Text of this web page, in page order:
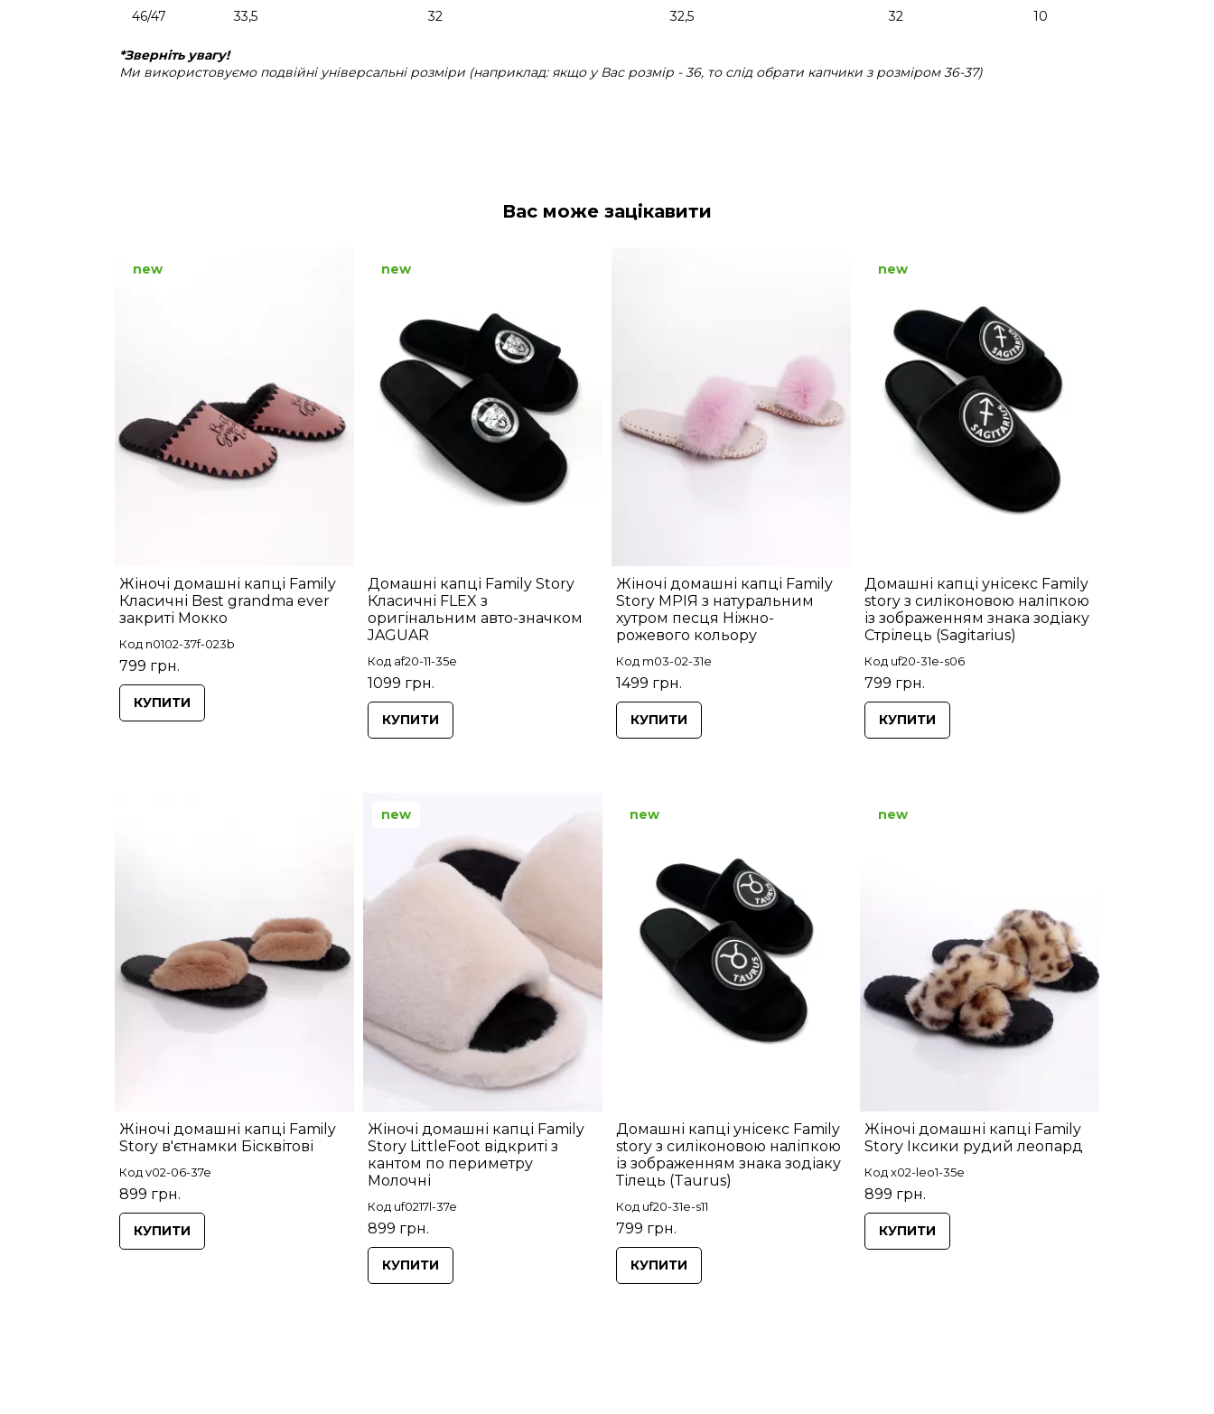
46/47
33,5 32 32,5 32 10
*Зверніть увагу!
Ми використовуємо подвійні універсальні розміри (наприклад: якщо у Вас розмір - 36, то слід обрати капчики з розміром 36-37)
Вас може зацікавити
Жіночі домашні капці Family
Класичні Best grandma ever
закриті Мокко
Код n0102-37f-023b
799 грн.
new
КУПИТИ
Домашні капці Family Story
Класичні FLEX з
оригінальним авто-значком
JAGUAR
Код af20-11-35e
1099 грн.
new
КУПИТИ
Жіночі домашні капці Family
Story МРІЯ з натуральним
хутром песця Ніжно-
рожевого кольору
Код m03-02-31e
1499 грн.
КУПИТИ
Домашні капці унісекс Family
story з силіконовою наліпкою
із зображенням знака зодіаку
Стрілець (Sagitarius)
Код uf20-31e-s06
799 грн.
new
КУПИТИ
Жіночі домашні капці Family
Story в'єтнамки Бісквітові
Код v02-06-37e
899 грн.
КУПИТИ
Жіночі домашні капці Family
Story LittleFoot відкриті з
кантом по периметру
Молочні
Код uf0217l-37e
899 грн.
new
КУПИТИ
Домашні капці унісекс Family
story з силіконовою наліпкою
із зображенням знака зодіаку
Тілець (Taurus)
Код uf20-31e-s11
799 грн.
new
КУПИТИ
Жіночі домашні капці Family
Story Іксики рудий леопард
Код x02-leo1-35e
899 грн.
new
КУПИТИ